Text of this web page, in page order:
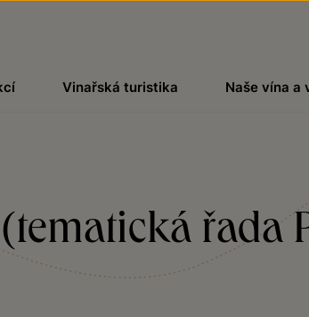
Vinařská turistika Naše vína a
řada